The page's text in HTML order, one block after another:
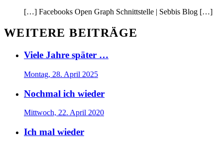
[…] Facebooks Open Graph Schnittstelle | Sebbis Blog […]
WEITERE BEITRÄGE
Viele Jahre später …
Montag, 28. April 2025
Nochmal ich wieder
Mittwoch, 22. April 2020
Ich mal wieder